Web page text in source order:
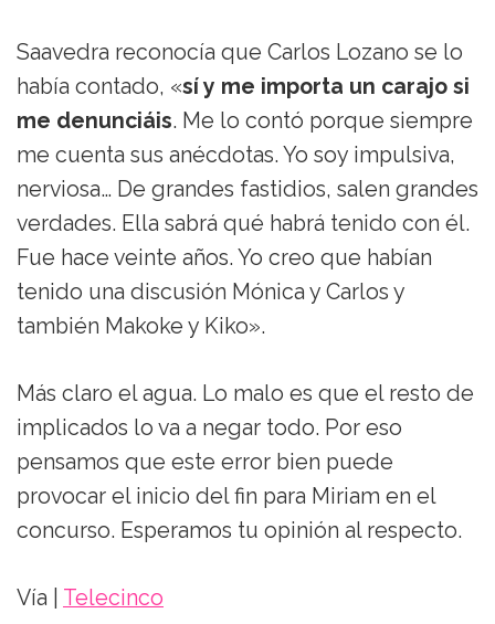
Saavedra reconocía que Carlos Lozano se lo
había contado, «sí y me importa un carajo si
me denunciáis. Me lo contó porque siempre
me cuenta sus anécdotas. Yo soy impulsiva,
nerviosa… De grandes fastidios, salen grandes
verdades. Ella sabrá qué habrá tenido con él.
Fue hace veinte años. Yo creo que habían
tenido una discusión Mónica y Carlos y
también Makoke y Kiko».
Más claro el agua. Lo malo es que el resto de
implicados lo va a negar todo. Por eso
pensamos que este error bien puede
provocar el inicio del fin para Miriam en el
concurso. Esperamos tu opinión al respecto.
Vía | Telecinco